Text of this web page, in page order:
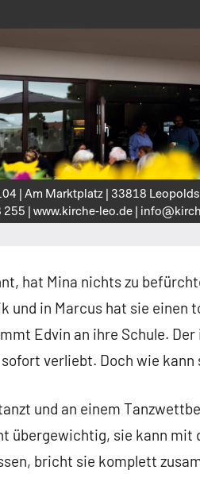
| Am Marktplatz | 33818
255 | www.kirche‑leo.de |
hat Mina nichts zu
und in Marcus hat sie einen
Edvin an ihre Schule.
verliebt. Doch wie
und an einem
übergewichtig, sie kann mit
bricht sie komplett